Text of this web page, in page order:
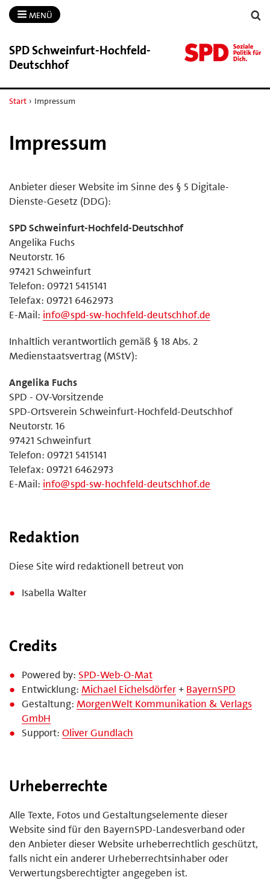
MENÜ
SPD Schweinfurt-​Hochfeld-​
Deutschhof
Start › Impressum
Impressum
Anbieter dieser Website im Sinne des § 5 Digitale-
Dienste-Gesetz (DDG):
SPD Schweinfurt-Hochfeld-Deutschhof
Angelika Fuchs
Neutorstr. 16
97421 Schweinfurt
Telefon: 09721 5415141
Telefax: 09721 6462973
E-Mail: info@spd-sw-hochfeld-deutschhof.de
Inhaltlich verantwortlich gemäß § 18 Abs. 2
Medienstaatsvertrag (MStV):
Angelika Fuchs
SPD - OV-Vorsitzende
SPD-Ortsverein Schweinfurt-Hochfeld-Deutschhof
Neutorstr. 16
97421 Schweinfurt
Telefon: 09721 5415141
Telefax: 09721 6462973
E-Mail: info@spd-sw-hochfeld-deutschhof.de
Redaktion
Diese Site wird redaktionell betreut von
Isabella Walter
Credits
Powered by: SPD-Web-O-Mat
Entwicklung:Michael Eichelsdörfer+ BayernSPD
Gestaltung:MorgenWelt Kommunikation & Verlags
GmbH
Support:Oliver Gundlach
Urheberrechte
Alle Texte, Fotos und Gestaltungselemente dieser
Website sind für den BayernSPD-Landesverband oder
den Anbieter dieser Website urheberrechtlich geschützt,
falls nicht ein anderer Urheberrechtsinhaber oder
Verwertungsberechtigter angegeben ist.